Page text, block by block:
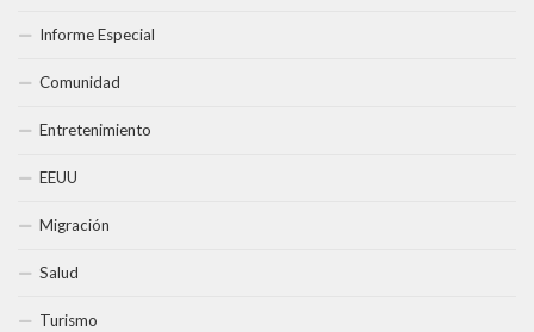
Informe Especial
Comunidad
Entretenimiento
EEUU
Migración
Salud
Turismo